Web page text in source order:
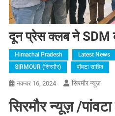
दून प्रेस क्लब ने SDM
Himachal Pradesh Latest News
SIRMOUR (सिरमौर)
पॉवटा साहिब
नवम्बर 16, 2024 सिरमौर न्यूज़
सिरमौर न्यूज़ /पांवटा